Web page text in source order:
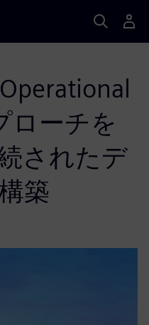
ローチを
されたデ
築